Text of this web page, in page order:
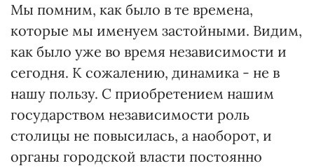
Мы помним, как было в те времена,
которые мы именуем застойными. Видим,
как было уже во время независимости и
сегодня. К сожалению, динамика - не в
нашу пользу. С приобретением нашим
государством независимости роль
столицы не повысилась, а наоборот, и
органы городской власти постоянно